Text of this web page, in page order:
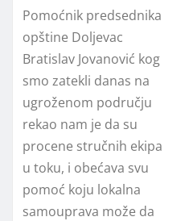
Pomoćnik predsednika
opštine Doljevac
Bratislav Jovanović kog
smo zatekli danas na
ugroženom području
rekao nam je da su
procene stručnih ekipa
u toku, i obećava svu
pomoć koju lokalna
samouprava može da